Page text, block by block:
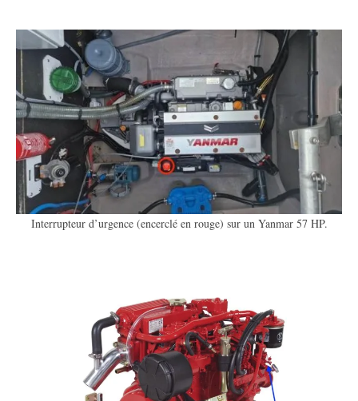
Interrupteur d’urgence (encerclé en rouge) sur un Yanmar 57 HP.